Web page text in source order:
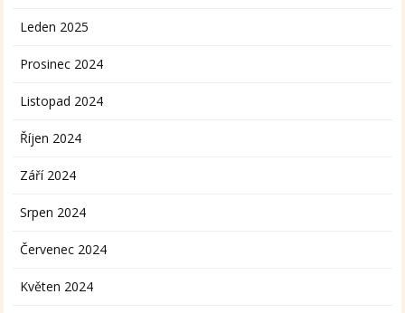
Leden 2025
Prosinec 2024
Listopad 2024
Říjen 2024
Září 2024
Srpen 2024
Červenec 2024
Květen 2024